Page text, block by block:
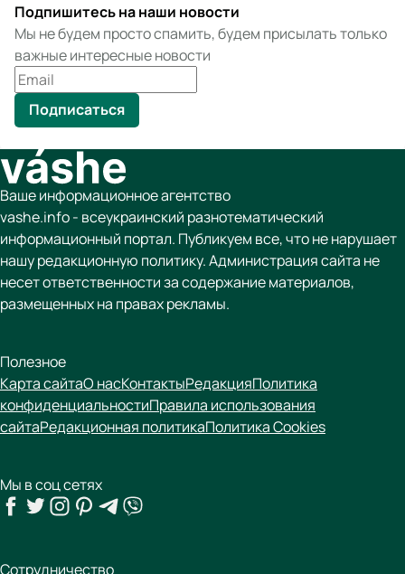
Подпишитесь на наши новости
Мы не будем просто спамить, будем присылать только
важные интересные новости
Подписаться
Ваше информационное агентство
vashe.info - всеукраинский разнотематический
информационный портал. Публикуем все, что не нарушает
нашу редакционную политику. Администрация сайта не
несет ответственности за содержание материалов,
размещенных на правах рекламы.
Полезное
Карта сайтаО насКонтактыРедакцияПолитика
конфиденциальностиПравила использования
сайтаРедакционная политикаПолитика Cookies
Мы в соц сетях
Сотрудничество